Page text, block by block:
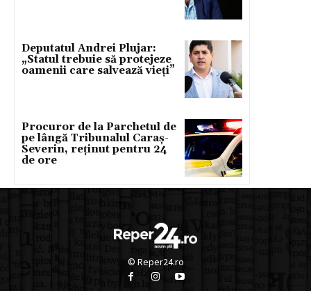
Deputatul Andrei Plujar:
„Statul trebuie să protejeze
oamenii care salvează vieți”
Procuror de la Parchetul de
pe lângă Tribunalul Caraș-
Severin, reținut pentru 24
de ore
© Reper24.ro